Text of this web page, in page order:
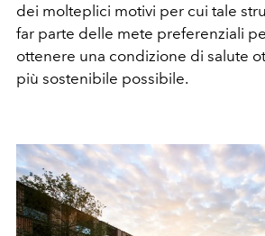
dei molteplici motivi per cui tale
far parte delle mete preferenziali
ottenere una condizione di salute
più sostenibile possibile.